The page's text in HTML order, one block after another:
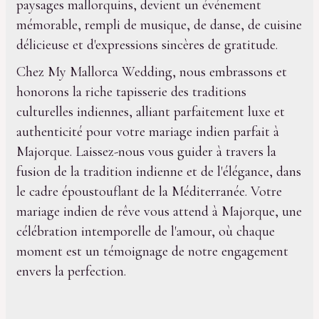
paysages mallorquins, devient un événement
mémorable, rempli de musique, de danse, de cuisine
délicieuse et d'expressions sincères de gratitude.
Chez My Mallorca Wedding, nous embrassons et
honorons la riche tapisserie des traditions
culturelles indiennes, alliant parfaitement luxe et
authenticité pour votre mariage indien parfait à
Majorque. Laissez-nous vous guider à travers la
fusion de la tradition indienne et de l'élégance, dans
le cadre époustouflant de la Méditerranée. Votre
mariage indien de rêve vous attend à Majorque, une
célébration intemporelle de l'amour, où chaque
moment est un témoignage de notre engagement
envers la perfection.